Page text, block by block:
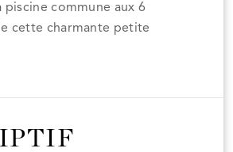
piscine commune aux 6
cette charmante petite